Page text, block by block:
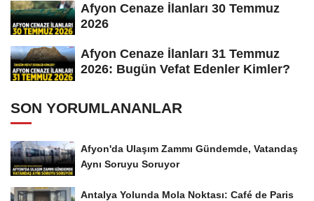
Afyon Cenaze İlanları 30 Temmuz
2026
Afyon Cenaze İlanları 31 Temmuz
2026: Bugün Vefat Edenler Kimler?
SON YORUMLANANLAR
Afyon'da Ulaşım Zammı Gündemde, Vatandaş
Aynı Soruyu Soruyor
Antalya Yolunda Mola Noktası: Café de Paris